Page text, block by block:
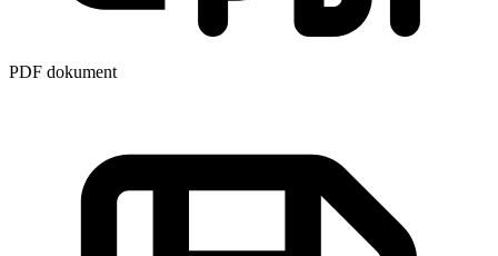
PDF dokument